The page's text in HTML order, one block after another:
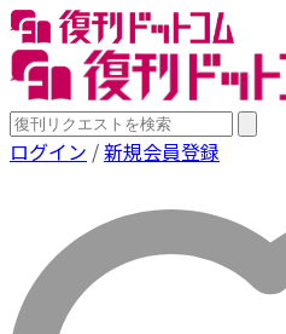
ログイン /新規会員登録